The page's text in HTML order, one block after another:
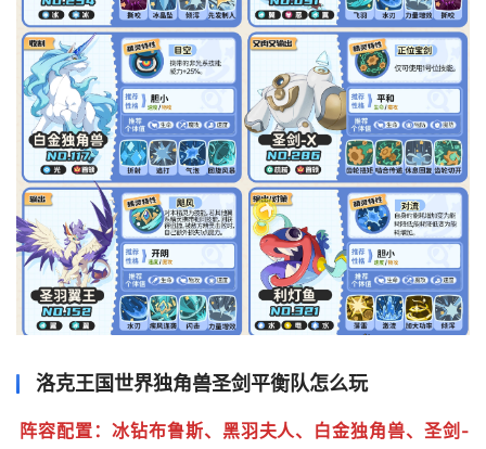
洛克王国世界独角兽圣剑平衡队怎么玩
阵容配置：冰钻布鲁斯、黑羽夫人、白金独角兽、圣剑-